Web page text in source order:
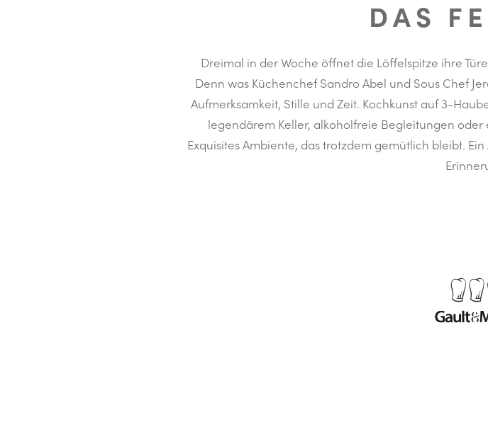
DAS
Dreimal in der Woche öffnet die Löffelspitze ihre
Denn was Küchenchef Sandro Abel und Sous Chef
Aufmerksamkeit, Stille und Zeit. Kochkunst auf 3-
legendärem Keller, alkoholfreie Begleitungen
Exquisites Ambiente, das trotzdem gemütlich bleibt.